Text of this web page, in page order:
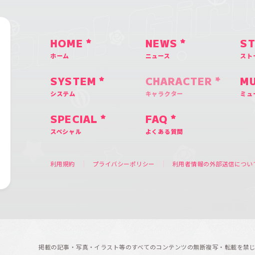
HOME
ホーム
NEWS
ニュース スト
SYSTEM
システム
CHARACTER
キャラクター ミュ
SPECIAL
スペシャル
FAQ
よくある質問
利用規約 プライバシーポリシー 利用者情報の外部送信につい
掲載の記事・写真・イラスト等のすべてのコンテンツの無断複写・転載を禁じ